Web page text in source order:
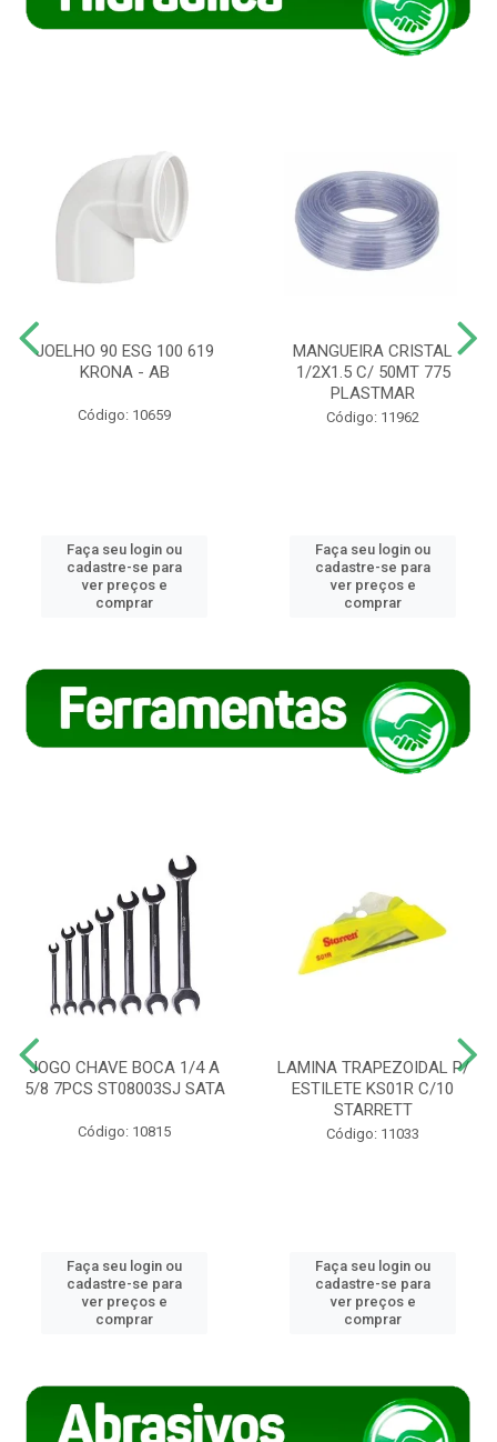
JOELHO 90 ESG 100 619
KRONA - AB
Código: 10659
Faça seu login ou
cadastre-se para
ver preços e
comprar
MANGUEIRA CRISTAL
1/2X1.5 C/ 50MT 775
PLASTMAR
Código: 11962
Faça seu login ou
cadastre-se para
ver preços e
comprar
JOGO CHAVE BOCA 1/4 A
5/8 7PCS ST08003SJ SATA
Código: 10815
Faça seu login ou
cadastre-se para
ver preços e
comprar
LAMINA TRAPEZOIDAL P/
ESTILETE KS01R C/10
STARRETT
Código: 11033
Faça seu login ou
cadastre-se para
ver preços e
comprar